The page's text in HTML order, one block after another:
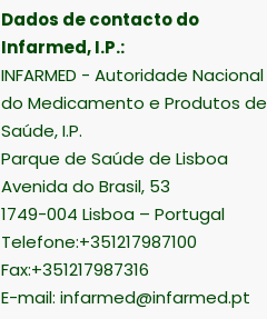
Dados de contacto do
Infarmed, I.P.:
INFARMED - Autoridade Nacional
do Medicamento e Produtos de
Saúde, I.P.
Parque de Saúde de Lisboa
Avenida do Brasil, 53
1749-004 Lisboa – Portugal
Telefone:+351217987100
Fax:+351217987316
E-mail: infarmed@infarmed.pt